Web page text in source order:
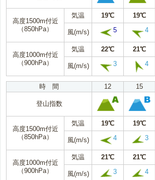
高度1500m付近
（850hPa）
気温 19℃ 19℃
風(m/s) 5 4
高度1000m付近
（900hPa）
気温 22℃ 21℃
風(m/s) 3 4
時 間 12 15
登山指数
高度1500m付近
（850hPa）
気温 19℃ 19℃
風(m/s) 4 3
高度1000m付近
（900hPa）
気温 21℃ 21℃
風(m/s) 3 4